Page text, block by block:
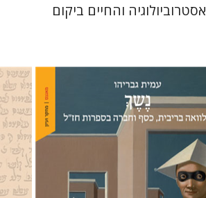
אסטרוביולוגיה והחיים ביקום
עמית גבריהו